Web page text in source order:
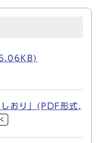
おり」(PDF形式,